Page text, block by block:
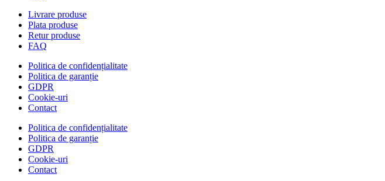
Livrare produse
Plata produse
Retur produse
FAQ
Politica de confidențialitate
Politica de garanție
GDPR
Cookie-uri
Contact
Politica de confidențialitate
Politica de garanție
GDPR
Cookie-uri
Contact